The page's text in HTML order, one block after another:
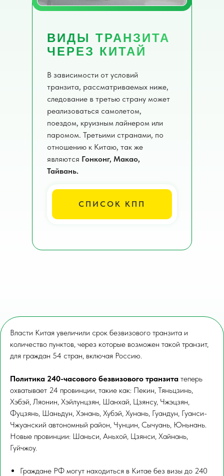
СПИСОК КПП
ВИДЫ ТРАНЗИТА
ЧЕРЕЗ КИТАЙ
В зависимости от условий
транзита, рассматриваемых ниже,
следование в третью страну может
реализоваться самолетом,
поездом, круизным лайнером или
паромом. Третьими странами, по
отношению к Китаю, так же
являются Гонконг, Макао,
Тайвань.
Власти Китая увеличили срок безвизового транзита и
количество пунктов, через которые возможен такой транзит,
для граждан 54 стран, включая Россию.
Политика 240-часового безвизового транзита теперь
охватывает 24 провинции, такие как: Пекин, Тяньцзинь,
Хэбэй, Ляонин, Хэйлунцзян, Шанхай, Цзянсу, Чжэцзян,
Фуцзянь, Шаньдун, Хэнань, Хубэй, Хунань, Гуандун, Гуанси-
Чжуанский автономный район, Чунцин, Сычуань, Юньнань.
Новые провинции: Шаньси, Аньхой, Цзянси, Хайнань,
Гуйчжоу.
Граждане РФ могут находиться в Китае без визы до 240